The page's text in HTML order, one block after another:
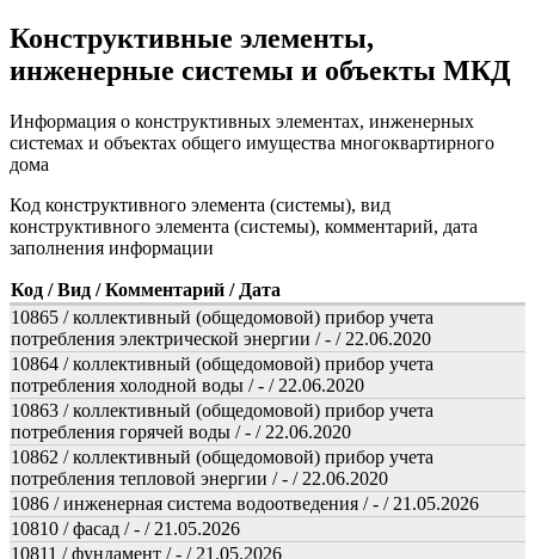
Конструктивные элементы,
инженерные системы и объекты МКД
Информация о конструктивных элементах, инженерных
системах и объектах общего имущества многоквартирного
дома
Код конструктивного элемента (системы), вид
конструктивного элемента (системы), комментарий, дата
заполнения информации
Код / Вид / Комментарий / Дата
10865 / коллективный (общедомовой) прибор учета
потребления электрической энергии / - / 22.06.2020
10864 / коллективный (общедомовой) прибор учета
потребления холодной воды / - / 22.06.2020
10863 / коллективный (общедомовой) прибор учета
потребления горячей воды / - / 22.06.2020
10862 / коллективный (общедомовой) прибор учета
потребления тепловой энергии / - / 22.06.2020
1086 / инженерная система водоотведения / - / 21.05.2026
10810 / фасад / - / 21.05.2026
10811 / фундамент / - / 21.05.2026